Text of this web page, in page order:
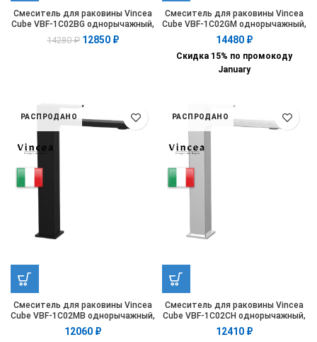
Смеситель для раковины Vincea
Cube VBF-1C02BG однорычажный,
золото матовое
14280₽ 12850 ₽
Смеситель для раковины Vincea
Cube VBF-1C02GM однорычажный,
вороненая сталь
14480 ₽
Скидка 15% по промокоду
January
РАСПРОДАНО
Смеситель для раковины Vincea
Cube VBF-1C02MB однорычажный,
черный
12060 ₽
РАСПРОДАНО
Смеситель для раковины Vincea
Cube VBF-1C02CH однорычажный,
хром
12410 ₽